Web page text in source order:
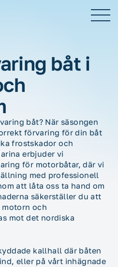
tjänster
oss
båt i
båt? När säsongen
förvaring för din båt
frostskador och
erbjuder vi
för motorbåtar, där vi
med professionell
att låta oss ta hand om
säkerställer du att
och
mot det nordiska
kallhall där båten
eller på vårt inhägnade